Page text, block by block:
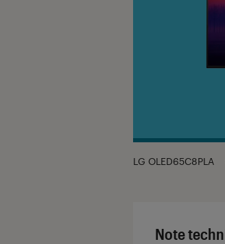
LG OLED65C8PLA
Note